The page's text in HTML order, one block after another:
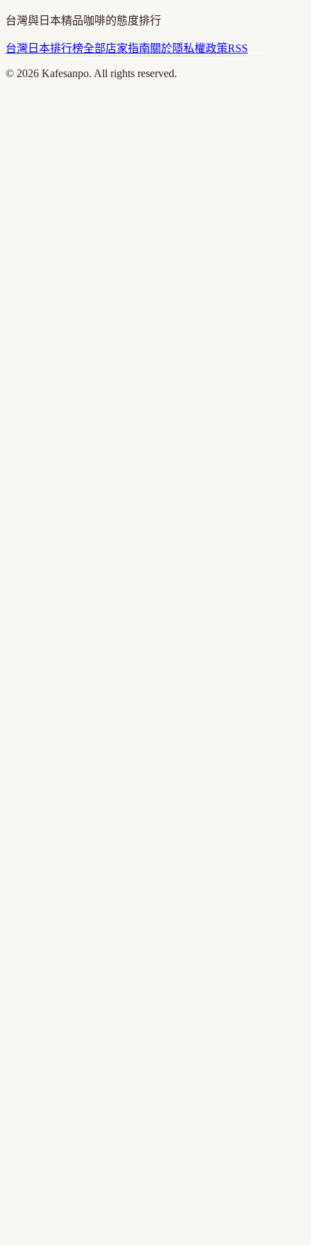
台灣與日本精品咖啡的態度排行
台灣 日本排行榜全部店家指南關於隱私權政策RSS
© 2026 Kafesanpo. All rights reserved.